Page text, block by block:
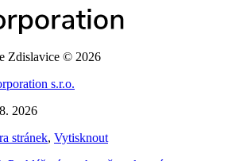
Zdislavice © 2026
s.r.o.
2026
stránek, Vytisknout